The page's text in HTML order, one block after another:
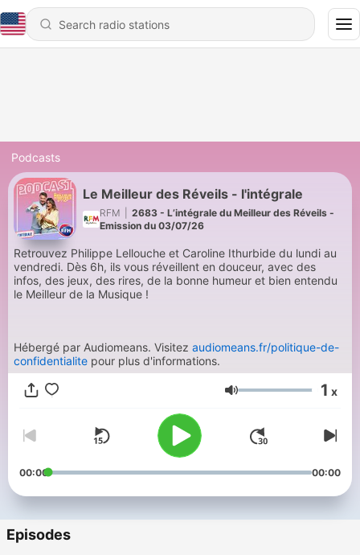
Podcasts
Le Meilleur des Réveils - l'intégrale
RFM
2683 - L’intégrale du Meilleur des Réveils -
Emission du 03/07/26
Retrouvez Philippe Lellouche et Caroline Ithurbide du lundi au
vendredi. Dès 6h, ils vous réveillent en douceur, avec des
infos, des jeux, des rires, de la bonne humeur et bien entendu
le Meilleur de la Musique !
Hébergé par Audiomeans. Visitez audiomeans.fr/politique-de-
confidentialite pour plus d'informations.
Volume 1 x
00:00 00:00
Episodes